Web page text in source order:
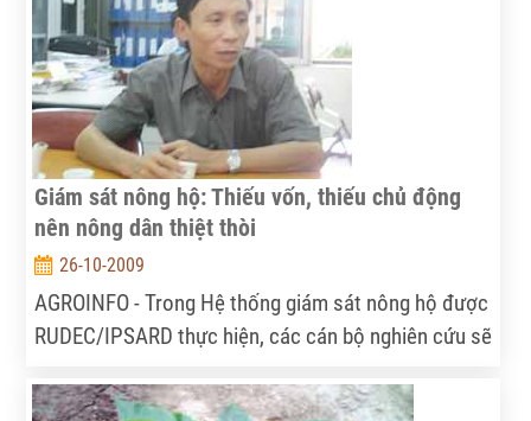
khi, bài toán cơ giới hóa thì còn bỏ ngỏ... TS. Lê Văn
Bảnh, Viện trưởng Viện lúa ĐBSCL trao đổi với
phóng viên VNN xung quanh vấn đề này.
Giám sát nông hộ: Thiếu vốn, thiếu chủ động
nên nông dân thiệt thòi
26-10-2009
AGROINFO - Trong Hệ thống giám sát nông hộ được
RUDEC/IPSARD thực hiện, các cán bộ nghiên cứu sẽ
từ các nông hộ. Chuyên gia Nguyễn Đình Chính (Bộ